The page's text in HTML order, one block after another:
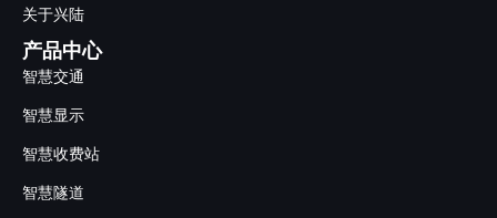
关于兴陆
产品中心
智慧交通
智慧显示
智慧收费站
智慧隧道